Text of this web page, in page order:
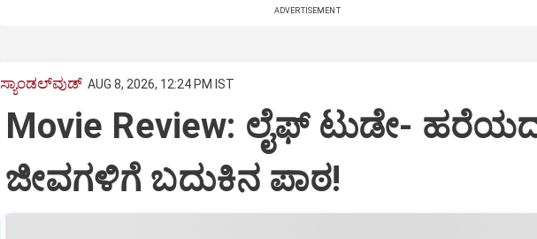
ADVERTISEMENT
ಸ್ಯಾಂಡಲ್‌ವುಡ್‌ AUG 8, 2026, 12:24 PM IST
Movie Review: ಲೈಫ್‌ ಟುಡೇ-
ಜೀವಗಳಿಗೆ ಬದುಕಿನ ಪಾಠ!